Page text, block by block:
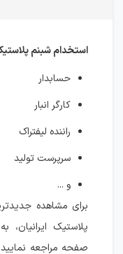
استخدام شبنم
حسابدار
کارگر انبار
راننده لیفتراک
سرپرست تولید
و ...
برای مشاهده
پلاستیک
صفحه مراجعه